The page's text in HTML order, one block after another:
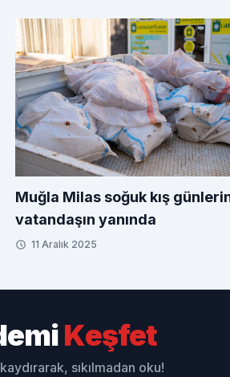
Muğla Milas soğuk kış
vatandaşın yanında
11 Aralık 2025
Keşfet
sıkılmadan oku!